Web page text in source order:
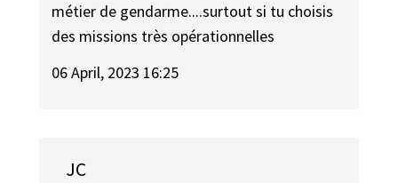
métier de gendarme....surtout si tu choisis
des missions très opérationnelles
06 April, 2023 16:25
JC